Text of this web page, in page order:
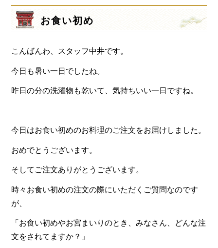
価格から選ぶ
~999円
1,000~1,999円
2,000~2,999円
3,000~3999円
8,000円~
お野菜メイン弁当
旬の食材弁当
種類から選ぶ
お食い初め
こんばんわ、スタッフ中井です。
今日も暑い一日でしたね。
昨日の分の洗濯物も乾いて、気持ちいい一日ですね。
今日はお食い初めのお料理のご注文をお届けしました。
おめでとうございます。
そしてご注文ありがとうございます。
時々お食い初めの注文の際にいただくご質問なのです
が、
「お食い初めやお宮まいりのとき、みなさん、どんな注
文をされてますか？」